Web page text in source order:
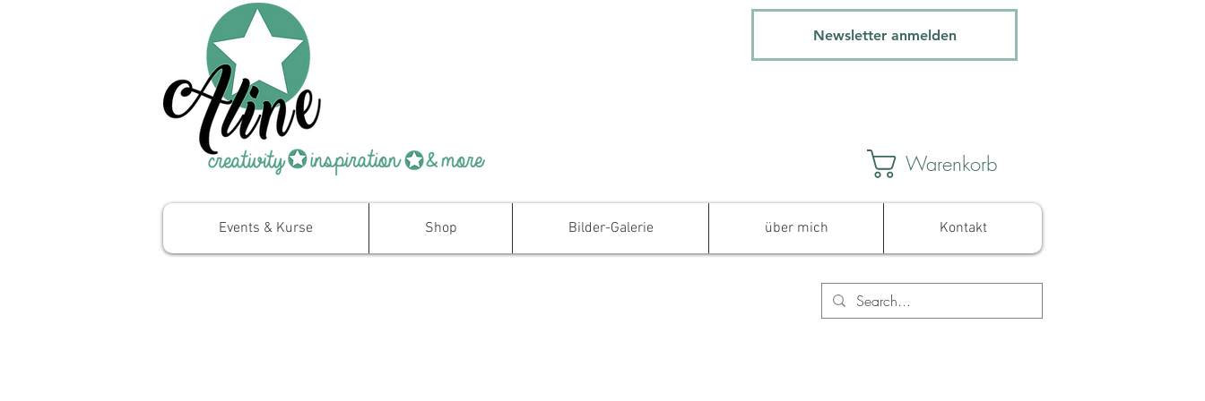
Newsletter anmelden
Warenkorb
Events & Kurse Shop Bilder-Galerie über mich Kontakt